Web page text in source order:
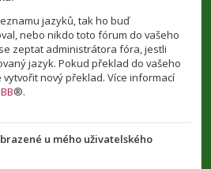
jazyků, tak ho buď
nebo nikdo toto fórum do vašeho
zeptat administrátora fóra, jestli
jazyk. Pokud překlad do vašeho
nový překlad. Více informací
®.
u mého uživatelského